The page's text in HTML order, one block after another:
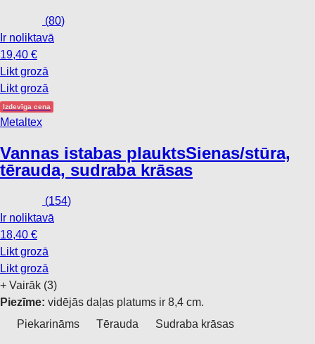
(80)
Ir noliktavā
19,40 €
Likt grozā
Likt grozā
Izdevīga cena
Metaltex
Vannas istabas plauktsSienas/stūra,
tērauda, sudraba krāsas
(154)
Ir noliktavā
18,40 €
Likt grozā
Likt grozā
+ Vairāk (3)
Piezīme: vidējās daļas platums ir 8,4 cm.
Piekarināms
Tērauda Sudraba krāsas